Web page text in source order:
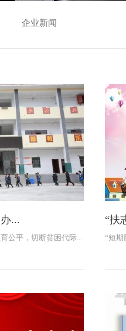
企业新闻
...
公平，切断贫困代际...
“扶
“短期